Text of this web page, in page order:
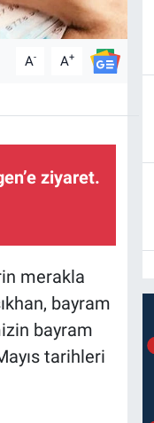
A- A+
ziyaret.
merakla
bayram
bayram
tarihleri